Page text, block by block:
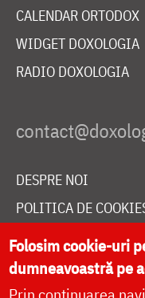
CALENDAR ORTODOX
WIDGET DOXOLOGIA
RADIO DOXOLOGIA
DESPRE NOI
POLITICA DE
DONEAZĂ ONLINE
Folosim cookie-uri
dumneavoastră pe